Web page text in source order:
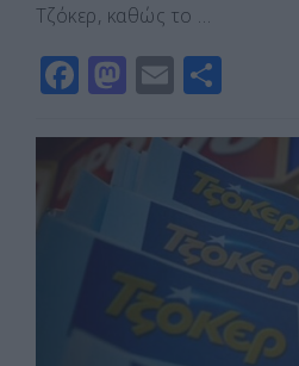
Τζόκερ, καθώς το …
F
c
e
b
k
M
st
d
o
n
E
ai ρ
α
σ
τε
ίτ
ε